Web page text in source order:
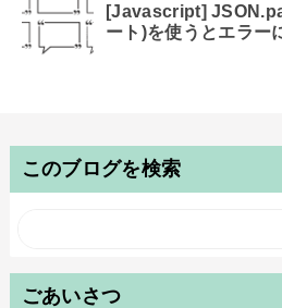
[Javascript]
ート)を使うとエラー
このブログを検索
ごあいさつ